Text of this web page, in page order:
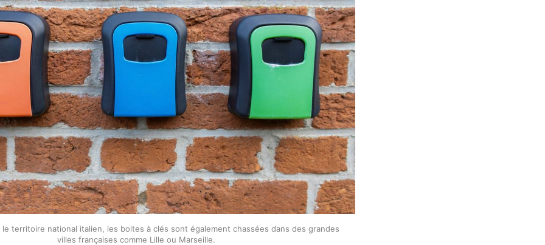
territoire national italien, les boites à clés sont également chassées dans des grandes
villes françaises comme Lille ou Marseille.